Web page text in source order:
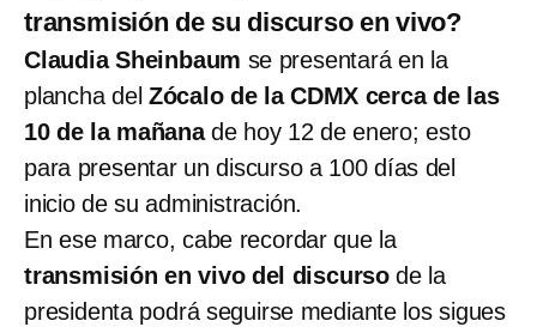
transmisión de su discurso en vivo?
Claudia Sheinbaum se presentará en la
plancha del Zócalo de la CDMX cerca de las
10 de la mañanade hoy 12 de enero; esto
para presentar un discurso a 100 días del
inicio de su administración.
En ese marco, cabe recordar que la
transmisión en vivo del discurso de la
presidenta podrá seguirse mediante los sigues